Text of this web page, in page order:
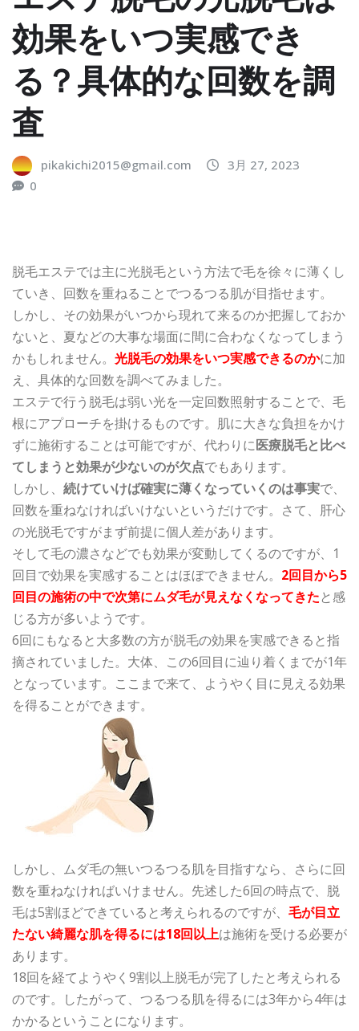
効果をいつ実感でき
る？具体的な回数を調
査
pikakichi2015@gmail.com
3月 27, 2023
0
脱毛エステでは主に光脱毛という方法で毛を徐々に薄くし
ていき、回数を重ねることでつるつる肌が目指せます。
しかし、その効果がいつから現れて来るのか把握しておか
ないと、夏などの大事な場面に間に合わなくなってしまう
かもしれません。 光脱毛の効果をいつ実感できるのかに加
え、具体的な回数を調べてみました。
エステで行う脱毛は弱い光を一定回数照射することで、毛
根にアプローチを掛けるものです。肌に大きな負担をかけ
ずに施術することは可能ですが、代わりに医療脱毛と比べ
てしまうと効果が少ないのが欠点でもあります。
しかし、 続けていけば確実に薄くなっていくのは事実で、
回数を重ねなければいけないというだけです。さて、肝心
の光脱毛ですがまず前提に個人差があります。
そして毛の濃さなどでも効果が変動してくるのですが、1
回目で効果を実感することはほぼできません。 2回目から5
回目の施術の中で次第にムダ毛が見えなくなってきたと感
じる方が多いようです。
6回にもなると大多数の方が脱毛の効果を実感できると指
摘されていました。大体、この6回目に辿り着くまでが1年
となっています。ここまで来て、ようやく目に見える効果
を得ることができます。
しかし、ムダ毛の無いつるつる肌を目指すなら、さらに回
数を重ねなければいけません。先述した6回の時点で、脱
毛は5割ほどできていると考えられるのですが、 毛が目立
たない綺麗な肌を得るには18回以上は施術を受ける必要が
あります。
18回を経てようやく9割以上脱毛が完了したと考えられる
のです。したがって、 つるつる肌を得るには3年から4年は
かかる ということになります。